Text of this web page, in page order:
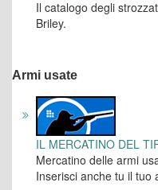
Il catalogo degli
Briley.
Armi usate
IL MERCATINO DEL
Mercatino delle armi
Inserisci anche tu il tuo